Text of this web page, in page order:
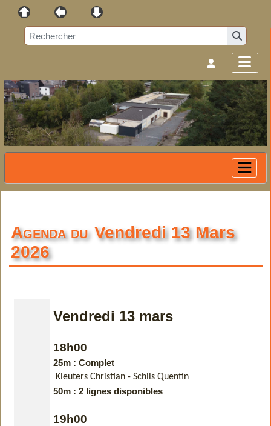
Agenda duVendredi 13 Mars
2026
Vendredi 13 mars
18h00
25m : Complet
Kleuters Christian - Schils Quentin
50m : 2 lignes disponibles
19h00